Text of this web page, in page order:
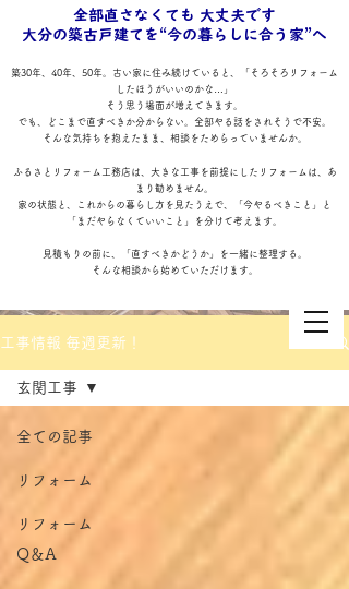
全部直さなくても 大丈夫です
大分の築古戸建てを“今の暮らしに合う家”へ
築30年、40年、50年。古い家に住み続けていると、「そろそろリフォーム
したほうがいいのかな…」
そう思う場面が増えてきます。
でも、どこまで直すべきか分からない。全部やる話をされそうで不安。
そんな気持ちを抱えたまま、相談をためらっていませんか。
ふるさとリフォーム工務店は、大きな工事を前提にしたリフォームは、あ
まり勧めません。
家の状態と、これからの暮らし方を見たうえで、「今やるべきこと」と
「まだやらなくていいこと」を分けて考えます。
見積もりの前に、「直すべきかどうか」を一緒に整理する。
そんな相談から始めていただけます。
ふるさとリフォーム工務店
工事情報 毎週更新！
全ての記事
リフォーム
リフォーム
Q＆A
玄関工事